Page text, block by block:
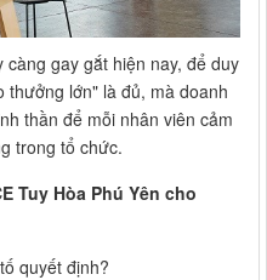
gay gắt hiện nay, để duy
lớn" là đủ, mà doanh
thần để mỗi nhân viên cảm
trong tổ chức.
Tuy Hòa Phú Yên cho
quyết định?